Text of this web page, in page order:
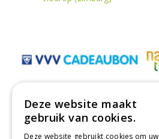
Deze website maakt
gebruik van cookies.
Deze website gebruikt cookies om uw